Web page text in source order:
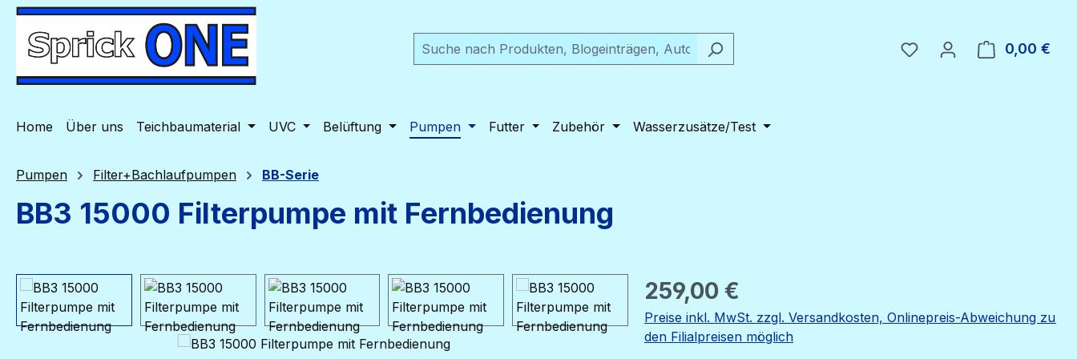
Hauptinhalt springen
Zur Suche springen
Zur Hauptnavigation springen
Du hast 0 Produkte auf
0,00 €
Home Über uns Teichbaumaterial UVC Belüftung Pumpen Futter Zubehör Wasserzusätze/Test
Pumpen Filter+Bachlaufpumpen BB-Serie
BB3 15000 Filterpumpe mit Fernbedienung
Bildergalerie überspringen Regulärer Preis:
259,00 €
Preise inkl. MwSt. zzgl. Versandkosten, Onlinepreis-Abweichung zu
den Filialpreisen möglich